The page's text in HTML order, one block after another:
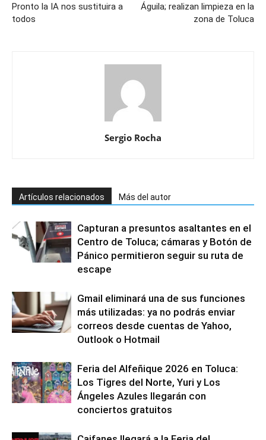
Pronto la IA nos sustituira a
todos
Águila; realizan limpieza en la
zona de Toluca
Sergio Rocha
Artículos relacionados Más del autor
Capturan a presuntos asaltantes en el
Centro de Toluca; cámaras y Botón de
Pánico permitieron seguir su ruta de
escape
Gmail eliminará una de sus funciones
más utilizadas: ya no podrás enviar
correos desde cuentas de Yahoo,
Outlook o Hotmail
Feria del Alfeñique 2026 en Toluca:
Los Tigres del Norte, Yuri y Los
Ángeles Azules llegarán con
conciertos gratuitos